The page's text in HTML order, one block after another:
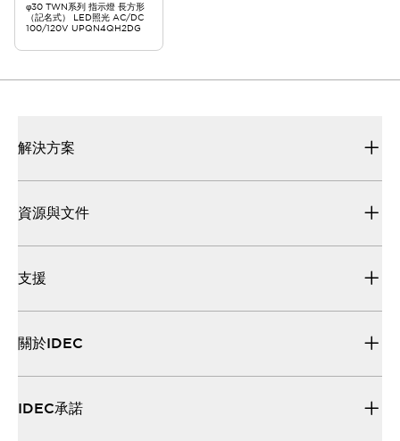
φ30 TWN系列 指示燈 長方形
（記名式） LED照光 AC/DC
100/120V UPQN4QH2DG
解決方案
資源與文件
支援
關於IDEC
IDEC承諾